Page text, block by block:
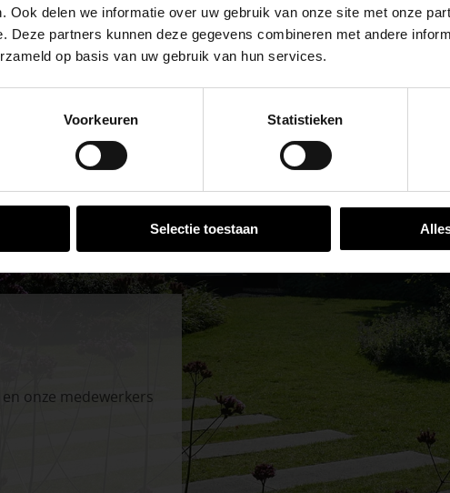
Ook delen we informatie over uw gebruik van onze site met onze
Deze partners kunnen deze gegevens combineren met andere
op basis van uw gebruik van hun services.
Voorkeuren Statistieken
Selectie toestaan
zakelijke klanten op zoek naar tuin- en infraproducten. Als
producten van topkwaliteit. Lees meer over de
zakelijke
onze medewerkers
Brug
en inspirerende showtuinen helpen we je graag bij iedere stap